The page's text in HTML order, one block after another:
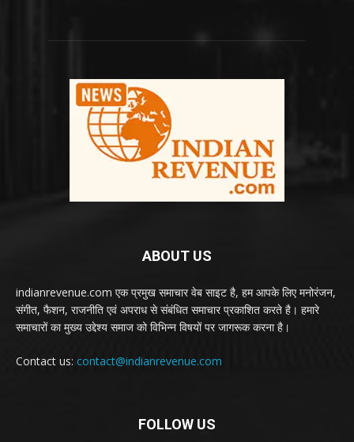
ABOUT US
indianrevenue.com एक प्रमुख समाचार वेब साइट है, हम आपके लिए मनोरंजन,
संगीत, फैशन, राजनीति एवं अपराध से संबंधित समाचार प्रकाशित करते है। हमारे
समाचारों का मुख्य उद्देश्य समाज को विभिन्न विषयों पर जागरूक करना है।
Contact us: contact@indianrevenue.com
FOLLOW US